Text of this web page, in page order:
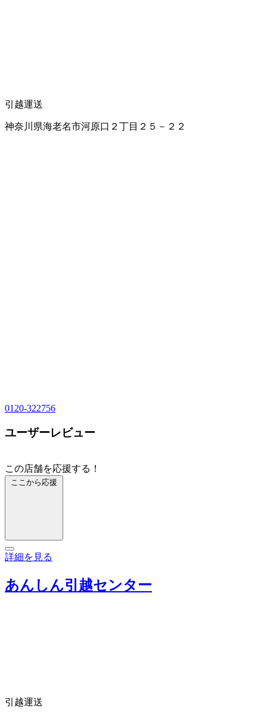
引越運送
神奈川県海老名市河原口２丁目２５－２２
0120-322756
ユーザーレビュー
この店舗を応援する！
ここから応援
詳細を見る
あんしん引越センター
引越運送